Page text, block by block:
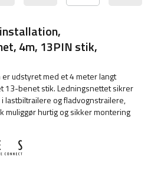
4m, 13PIN stik,
udstyret med et 4 meter langt
13-benet stik. Ledningsnettet sikrer
lastbiltrailere og fladvognstrailere,
hurtig og sikker montering